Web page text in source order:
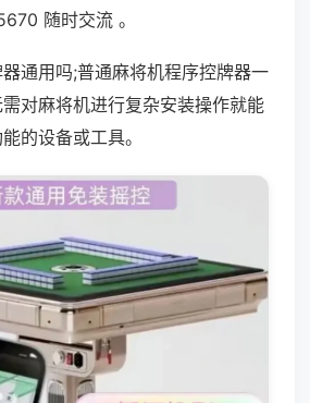
随时交流 。
通用吗;普通麻将机程序控牌器一
对麻将机进行复杂安装操作就能
的设备或工具。